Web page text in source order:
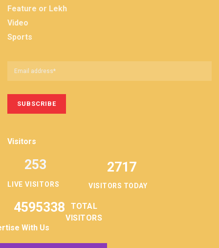
Feature or Lekh
Video
Sports
Visitors
LIVE VISITORS
253 2717
VISITORS TODAY
4595338
TOTAL
VISITORS
With Us